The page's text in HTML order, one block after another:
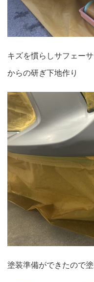
キズを慣らしサフェー
からの研ぎ下地作り
塗装準備ができたので塗